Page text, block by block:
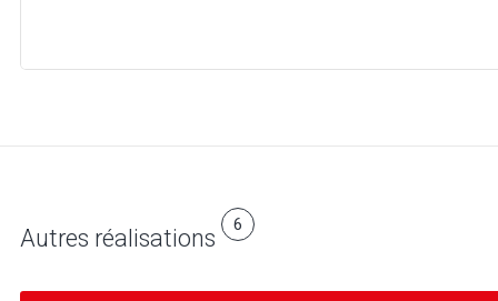
Autres réalisations 6